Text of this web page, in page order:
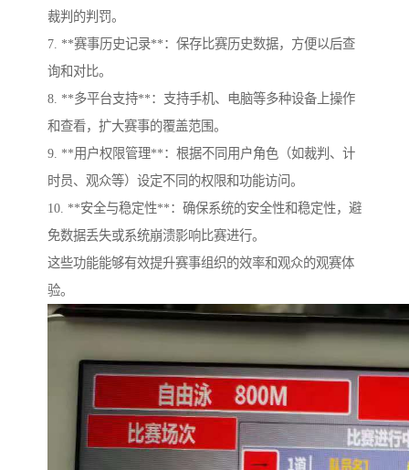
裁判的判罚。
7. **赛事历史记录**：保存比赛历史数据，方便以后查
询和对比。
8. **多平台支持**：支持手机、电脑等多种设备上操作
和查看，扩大赛事的覆盖范围。
9. **用户权限管理**：根据不同用户角色（如裁判、计
时员、观众等）设定不同的权限和功能访问。
10. **安全与稳定性**：确保系统的安全性和稳定性，避
免数据丢失或系统崩溃影响比赛进行。
这些功能能够有效提升赛事组织的效率和观众的观赛体
验。